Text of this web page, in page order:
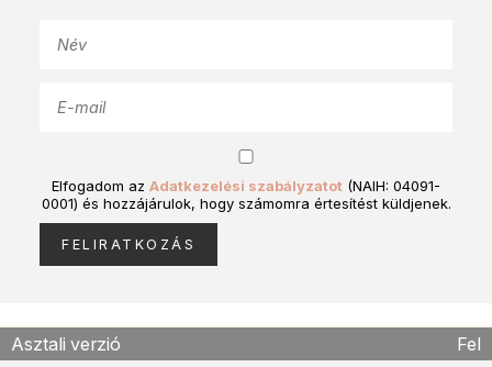
Elfogadom az Adatkezelési szabályzatot (NAIH: 04091-
0001) és hozzájárulok, hogy számomra értesítést küldjenek.
Asztali verzió Fel